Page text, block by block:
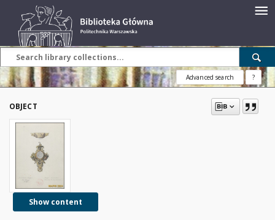
Advanced search ?
OBJECT
Show content